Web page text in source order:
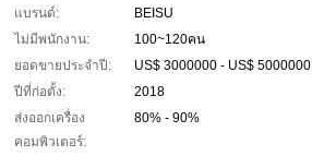
แบรนด์:
BEISU
ไม่มีพนักงาน:
100~120คน
ยอดขายประจำปี:
US$ 3000000 - US$ 5000000
ปีที่ก่อตั้ง:
2018
ส่งออกเครื่อง
คอมพิวเตอร์:
80% - 90%